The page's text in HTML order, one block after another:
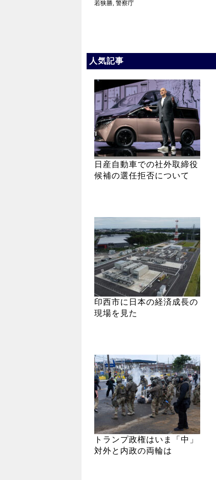
若狭勝, 警察庁
人気記事
日産自動車での社外取締役
候補の選任拒否について
印西市に日本の経済成長の
現場を見た
トランプ政権はいま「中」
対外と内政の両輪は